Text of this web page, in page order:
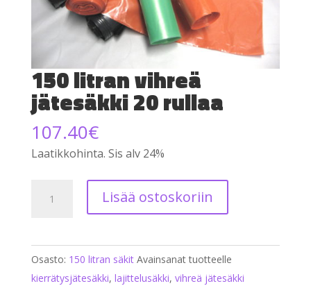
150 litran vihreä
jätesäkki 20 rullaa
107.40€
Laatikkohinta. Sis alv 24%
litran
jätesäkki
20
rullaa
Lisää ostoskoriin
Osasto: 150 litran säkit Avainsanat tuotteelle
kierrätysjätesäkki, lajittelusäkki, vihreä jätesäkki